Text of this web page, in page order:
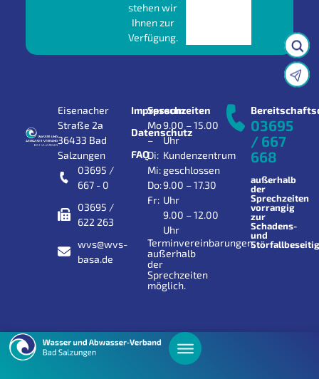
stehen wir
Ihnen zur
Verfügung.
Eisenacher
Straße 2a
36433 Bad
Salzungen
03695 /
667 - 0
03695 /
622 263
wvs@wvs-
basa.de
Impressum
Datenschutz
FAQ
Sprechzeiten
Mo
–
Di:
Mi:
Do:
Fr:
9.00 – 15.00
Uhr
Kundenzentrum
geschlossen
9.00 – 17.30
Uhr
9.00 – 12.00
Uhr
Terminvereinbarungen
außerhalb
der
Sprechzeiten
möglich.
03695
/ 667
668
außerhalb
der
Sprechzeiten
vorrangig
zur
Schadens-
und